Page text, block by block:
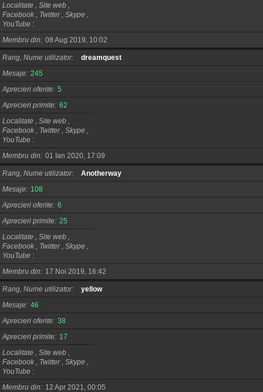
Localitate , Site web ,
Facebook , Twitter , Skype ,
YouTube
Membru din
08 Aug 2019, 10:02
Rang, Nume utilizator
dreamquest
Mesaje 245
Aprecieri oferite 5
Aprecieri primite 62
Localitate , Site web ,
Facebook , Twitter , Skype ,
YouTube
Membru din
01 Ian 2020, 17:09
Rang, Nume utilizator
Anotherway
Mesaje
108
Aprecieri oferite 6
Aprecieri primite 25
Localitate , Site web ,
Facebook , Twitter , Skype ,
YouTube
Membru din
17 Noi 2019, 16:42
Rang, Nume utilizator
yellow
Mesaje 46
Aprecieri oferite 38
Aprecieri primite
17
Localitate , Site web ,
Facebook , Twitter , Skype ,
YouTube
Membru din
12 Apr 2021, 00:05